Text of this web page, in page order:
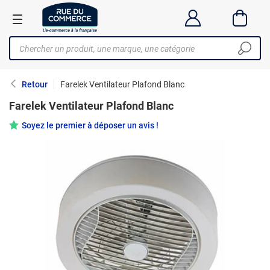
Retour Farelek Ventilateur Plafond Blanc
Farelek Ventilateur Plafond Blanc
Soyez le premier à déposer un avis !